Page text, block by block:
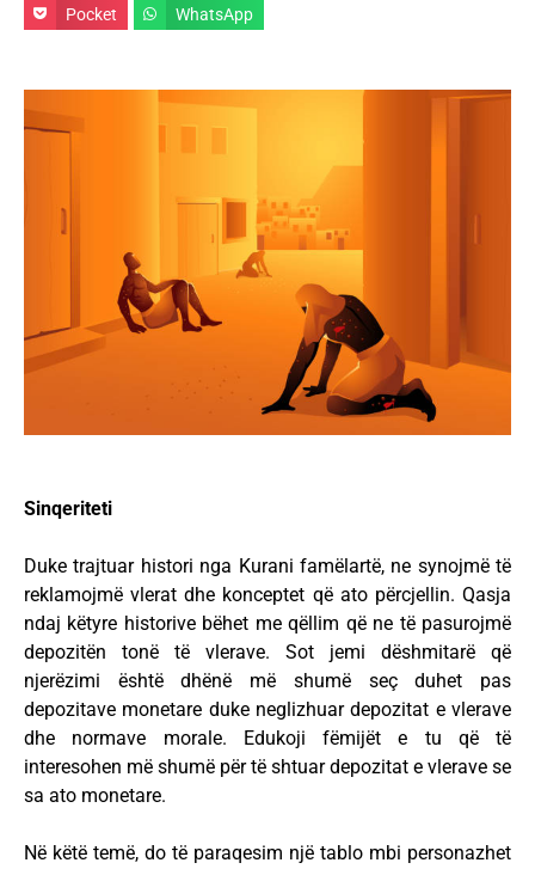
Pocket WhatsApp
Sinqeriteti
Duke trajtuar histori nga Kurani famëlartë, ne synojmë të
reklamojmë vlerat dhe konceptet që ato përcjellin. Qasja
ndaj këtyre historive bëhet me qëllim që ne të pasurojmë
depozitën tonë të vlerave. Sot jemi dëshmitarë që
njerëzimi është dhënë më shumë seç duhet pas
depozitave monetare duke neglizhuar depozitat e vlerave
dhe normave morale. Edukoji fëmijët e tu që të
interesohen më shumë për të shtuar depozitat e vlerave se
sa ato monetare.
Në këtë temë, do të paraqesim një tablo mbi personazhet